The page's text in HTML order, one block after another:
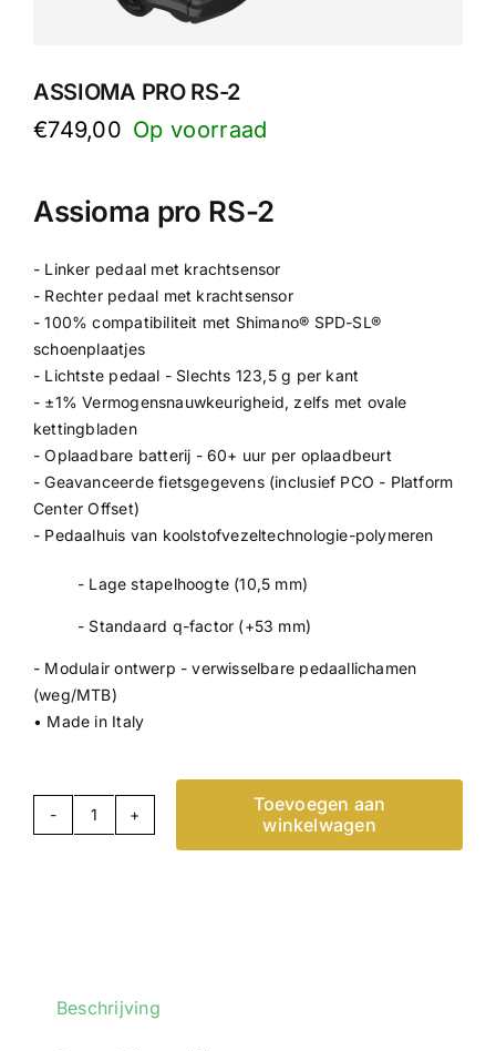
ASSIOMA PRO RS-2
€749,00
Assioma pro RS-2
- Linker pedaal met krachtsensor
- Rechter pedaal met krachtsensor
- 100% compatibiliteit met Shimano® SPD-SL®
schoenplaatjes
- Lichtste pedaal - Slechts 123,5 g per kant
- ±1% Vermogensnauwkeurigheid, zelfs met ovale
kettingbladen
- Oplaadbare batterij - 60+ uur per oplaadbeurt
- Geavanceerde fietsgegevens (inclusief PCO - Platform
Center Offset)
- Pedaalhuis van koolstofvezeltechnologie-polymeren
- Lage stapelhoogte (10,5 mm)
- Standaard q-factor (+53 mm)
- Modulair ontwerp - verwisselbare pedaallichamen
(weg/MTB)
• Made in Italy
ASSIOMA
Toevoegen aan
winkelwagen
Beschrijving